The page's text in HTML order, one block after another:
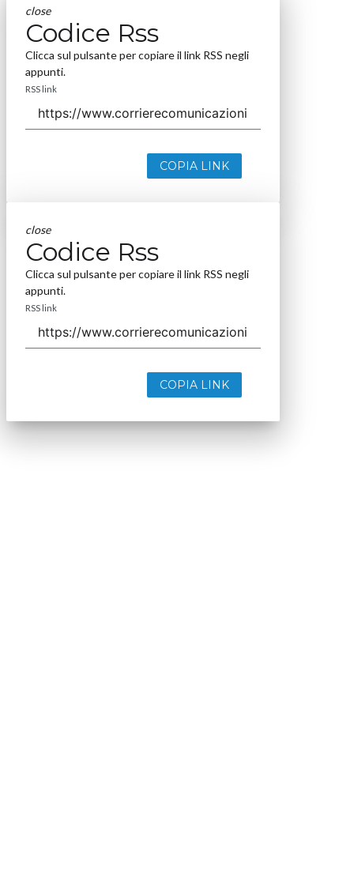
close
Codice Rss
Clicca sul pulsante per copiare il link RSS negli
appunti.
RSS link
COPIA LINK
close
Codice Rss
Clicca sul pulsante per copiare il link RSS negli
appunti.
RSS link
COPIA LINK